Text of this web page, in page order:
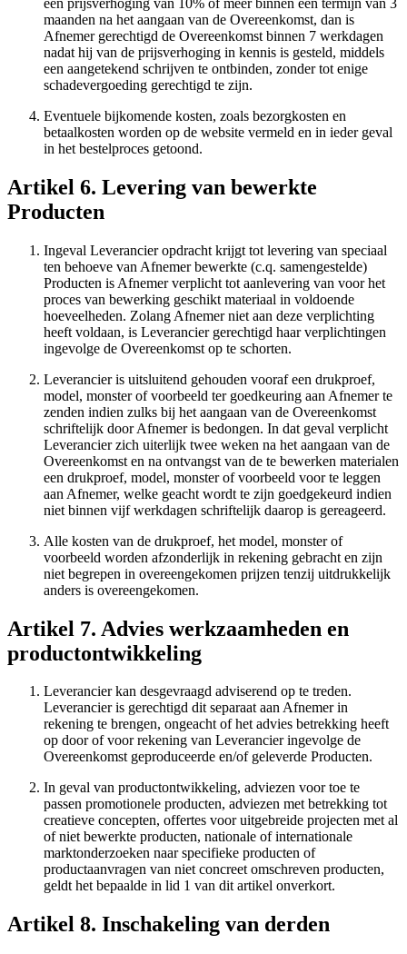
maanden na het aangaan van de Overeenkomst, dan is
Afnemer gerechtigd de Overeenkomst binnen 7 werkdagen
nadat hij van de prijsverhoging in kennis is gesteld, middels
een aangetekend schrijven te ontbinden, zonder tot enige
schadevergoeding gerechtigd te zijn.
Eventuele bijkomende kosten, zoals bezorgkosten en
betaalkosten worden op de website vermeld en in ieder geval
in het bestelproces getoond.
Artikel 6. Levering van bewerkte
Producten
Ingeval Leverancier opdracht krijgt tot levering van speciaal
ten behoeve van Afnemer bewerkte (c.q. samengestelde)
Producten is Afnemer verplicht tot aanlevering van voor het
proces van bewerking geschikt materiaal in voldoende
hoeveelheden. Zolang Afnemer niet aan deze verplichting
heeft voldaan, is Leverancier gerechtigd haar verplichtingen
ingevolge de Overeenkomst op te schorten.
Leverancier is uitsluitend gehouden vooraf een drukproef,
model, monster of voorbeeld ter goedkeuring aan Afnemer te
zenden indien zulks bij het aangaan van de Overeenkomst
schriftelijk door Afnemer is bedongen. In dat geval verplicht
Leverancier zich uiterlijk twee weken na het aangaan van de
Overeenkomst en na ontvangst van de te bewerken materialen
een drukproef, model, monster of voorbeeld voor te leggen
aan Afnemer, welke geacht wordt te zijn goedgekeurd indien
niet binnen vijf werkdagen schriftelijk daarop is gereageerd.
Alle kosten van de drukproef, het model, monster of
voorbeeld worden afzonderlijk in rekening gebracht en zijn
niet begrepen in overeengekomen prijzen tenzij uitdrukkelijk
anders is overeengekomen.
Artikel 7. Advies werkzaamheden en
productontwikkeling
Leverancier kan desgevraagd adviserend op te treden.
Leverancier is gerechtigd dit separaat aan Afnemer in
rekening te brengen, ongeacht of het advies betrekking heeft
op door of voor rekening van Leverancier ingevolge de
Overeenkomst geproduceerde en/of geleverde Producten.
In geval van productontwikkeling, adviezen voor toe te
passen promotionele producten, adviezen met betrekking tot
creatieve concepten, offertes voor uitgebreide projecten met al
of niet bewerkte producten, nationale of internationale
marktonderzoeken naar specifieke producten of
productaanvragen van niet concreet omschreven producten,
geldt het bepaalde in lid 1 van dit artikel onverkort.
Artikel 8. Inschakeling van derden